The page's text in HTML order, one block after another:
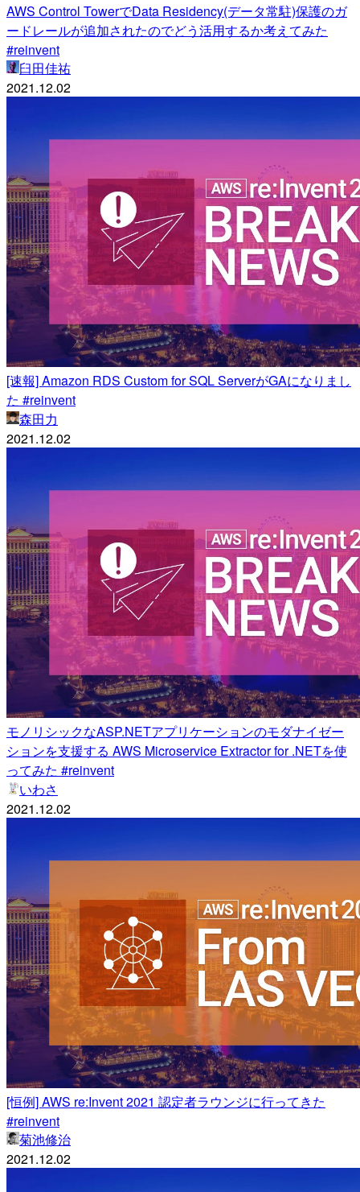
AWS Control TowerでData Residency(データ常駐)保護のガ
ードレールが追加されたのでどう活用するか考えてみた
#reinvent
臼田佳祐
2021.12.02
[速報] Amazon RDS Custom for SQL ServerがGAになりまし
た #reinvent
森田力
2021.12.02
モノリシックなASP.​NETアプリケーションのモダナイゼー
ションを支援する AWS Microservice Extractor for .​NETを使
ってみた #reinvent
いわさ
2021.12.02
[恒例] AWS re:Invent 2021 認定者ラウンジに行ってきた
#reinvent
菊池修治
2021.12.02